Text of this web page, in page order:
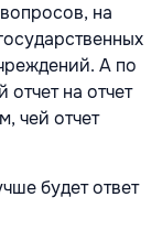
на
А по
на отчет
чей отчет
будет ответ